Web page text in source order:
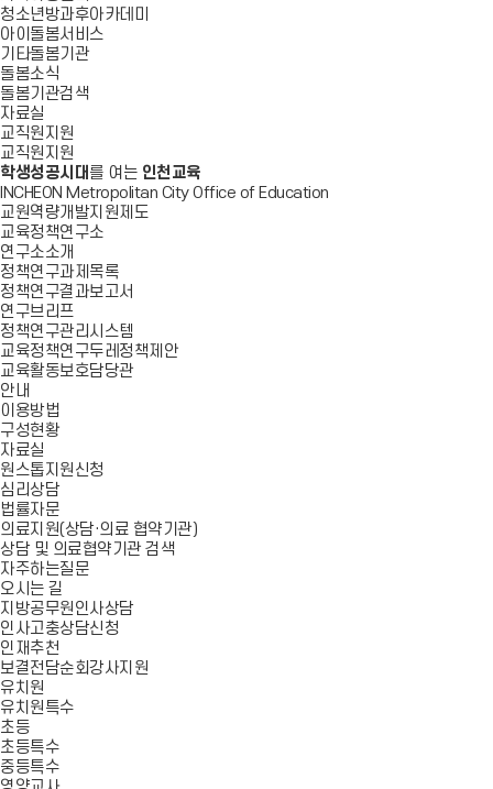
청소년방과후아카데미
아이돌봄서비스
기타돌봄기관
돌봄소식
돌봄기관검색
자료실
교직원지원
교직원지원
학생성공시대 를 여는 인천교육
INCHEON Metropolitan City Office of Education
교원역량개발지원제도
교육정책연구소
연구소소개
정책연구과제목록
정책연구결과보고서
연구브리프
정책연구관리시스템
교육정책연구두레정책제안
교육활동보호담당관
안내
이용방법
구성현황
자료실
원스톱지원신청
심리상담
법률자문
의료지원(상담·의료 협약기관)
상담 및 의료협약기관 검색
자주하는질문
오시는 길
지방공무원인사상담
인사고충상담신청
인재추천
보결전담순회강사지원
유치원
유치원특수
초등
초등특수
중등특수